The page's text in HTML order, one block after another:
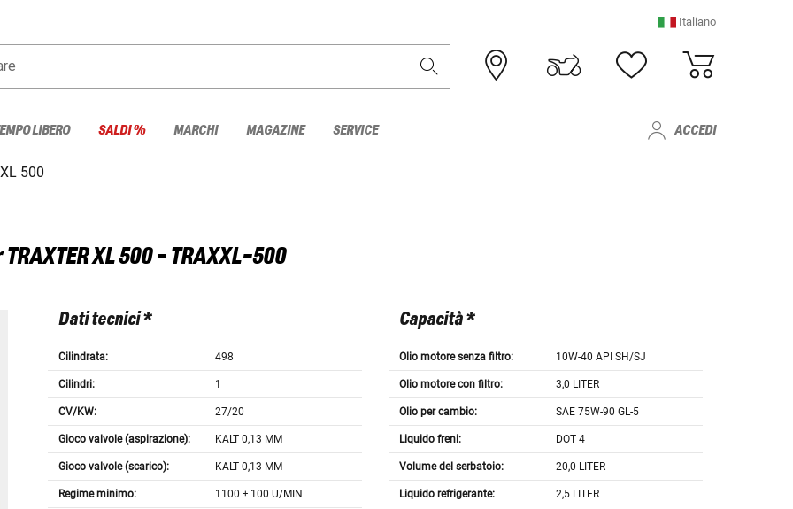
Italiano
LIBERO SALDI % MARCHI MAGAZINE SERVICE ACCEDI
500
TRAXTER XL 500 - TRAXXL-500
Dati tecnici *
Cilindrata: 498
Cilindri: 1
CV/KW: 27/20
Gioco valvole (aspirazione): KALT 0,13 MM
Gioco valvole (scarico): KALT 0,13 MM
Regime minimo: 1100 ± 100 U/MIN
Capacità *
Olio motore senza filtro: 10W-40 API SH/SJ
Olio motore con filtro: 3,0 LITER
Olio per cambio: SAE 75W-90 GL-5
Liquido freni: DOT 4
Volume del serbatoio: 20,0 LITER
Liquido refrigerante: 2,5 LITER